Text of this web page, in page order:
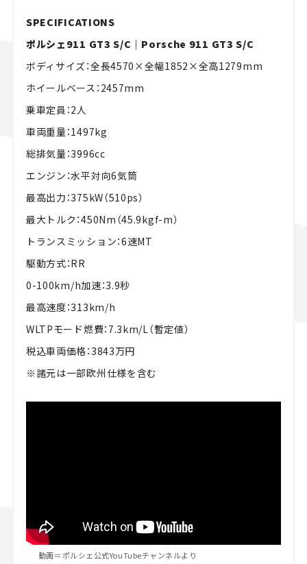
SPECIFICATIONS
ポルシェ911 GT3 S/C｜Porsche 911 GT3 S/C
ボディサイズ：全長4570×全幅1852×全高1279mm
ホイールベース：2457mm
乗車定員：2人
車両重量：1497kg
総排気量：3996cc
エンジン：水平対向6気筒
最高出力：375kW（510ps）
最大トルク：450Nm（45.9kgf-m）
トランスミッション：6速MT
駆動方式：RR
0-100km/h加速：3.9秒
最高速度：313km/h
WLTPモード燃費：7.3km/L（暫定値）
税込車両価格：3843万円
※諸元は一部欧州仕様を含む
動画＝ポルシェ公式YouTubeチャンネルより